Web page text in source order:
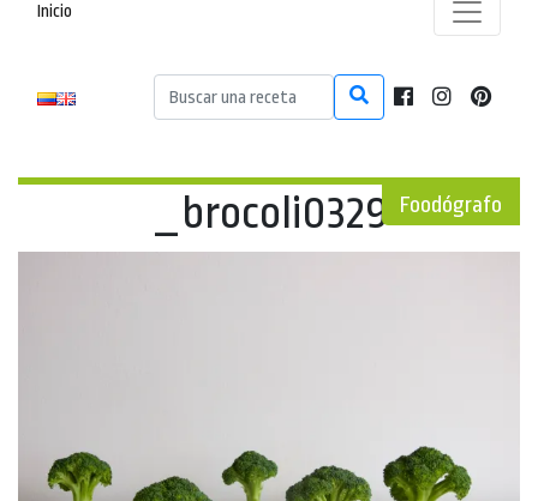
Inicio
Foodógrafo
_brocoli0329